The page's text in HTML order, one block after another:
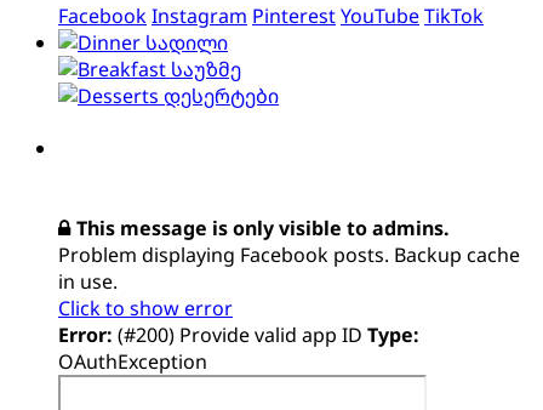
FacebookInstagram PinterestYouTubeTikTok
სადილი
საუზმე
დესერტები
This message is only visible to admins.
Problem displaying Facebook posts. Backup cache
in use.
Click to show error
Error: (#200) Provide valid app ID Type:
OAuthException